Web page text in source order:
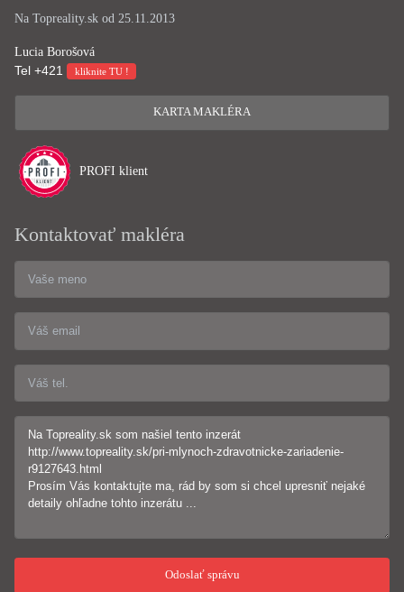
Na Topreality.sk od 25.11.2013
Lucia Borošová
Tel +421 kliknite TU !
KARTA MAKLÉRA
PROFI klient
Kontaktovať makléra